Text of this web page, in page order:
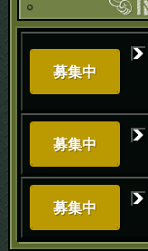
募集中
募集中
募集中